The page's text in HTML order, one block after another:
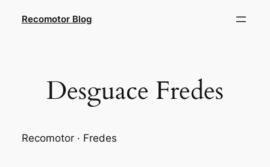
Recomotor Blog
Desguace Fredes
Recomotor · Fredes